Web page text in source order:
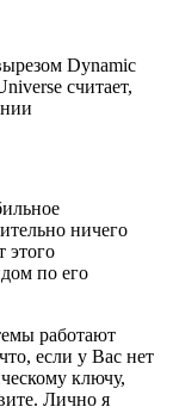
Dynamic
считает,
ничего
этого
по его
работают
если у Вас нет
ключу,
Лично я